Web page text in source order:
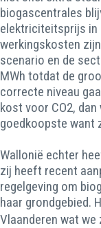
biogascentrales
elektriciteitsprijs in
werkingskosten
scenario en de
MWh totdat de
correcte niveau
kost voor CO2,
goedkoopste want
Wallonië echter
zij heeft recent
regelgeving om
haar grondgebied.
Vlaanderen wat we